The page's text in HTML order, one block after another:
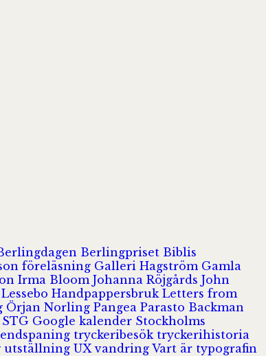
Berlingpriset Biblis
föreläsning Galleri Hagström Gamla
Irma Bloom Johanna Röjgårds John
Lessebo Handpappersbruk Letters from
Örjan Norling Pangea Parasto Backman
STG Google kalender Stockholms
tryckeribesök tryckerihistoria
utställning UXvandring Vart är typografin